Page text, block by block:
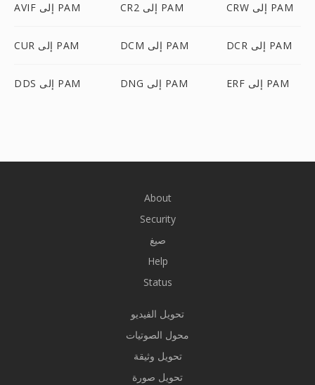
AVIF إلى PAM CR2 إلى PAM CRW إلى PAM
CUR إلى PAM DCM إلى PAM DCR إلى PAM
DDS إلى PAM DNG إلى PAM ERF إلى PAM
About
Security
صيغ
Help
Status
تحويل الفيديو
محول الصوتيات
تحويل وثيقة
تحويل صورة